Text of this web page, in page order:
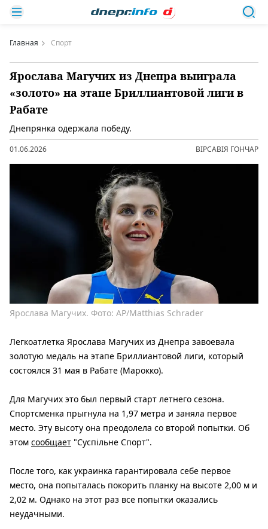
Главная Спорт
Ярослава Магучих из Днепра выиграла
«золото» на этапе Бриллиантовой лиги в
Рабате
Днепрянка одержала победу.
01.06.2026 ВІРСАВІЯ ГОНЧАР
Ярослава Магучих. Фото: AP/Matthias Schrader
Легкоатлетка Ярослава Магучих из Днепра завоевала
золотую медаль на этапе Бриллиантовой лиги, который
состоялся 31 мая в Рабате (Марокко).
Для Магучих это был первый старт летнего сезона.
Спортсменка прыгнула на 1,97 метра и заняла первое
место. Эту высоту она преодолела со второй попытки. Об
этом сообщает "Суспільне Спорт".
После того, как украинка гарантировала себе первое
место, она попыталась покорить планку на высоте 2,00 м и
2,02 м. Однако на этот раз все попытки оказались
неудачными.